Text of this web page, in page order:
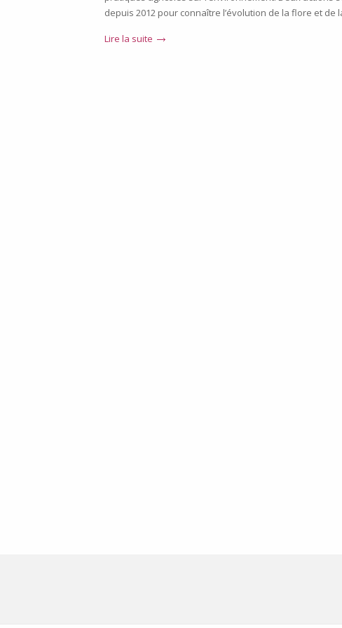
depuis 2012 pour connaître l’évolution de la flore et de
Lire la suite